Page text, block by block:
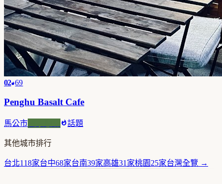
02 69
Penghu Basalt Cafe
馬公市 話題
其他城市排行
台北118家台中68家台南39家高雄31 家桃園 25家台灣全覽 →